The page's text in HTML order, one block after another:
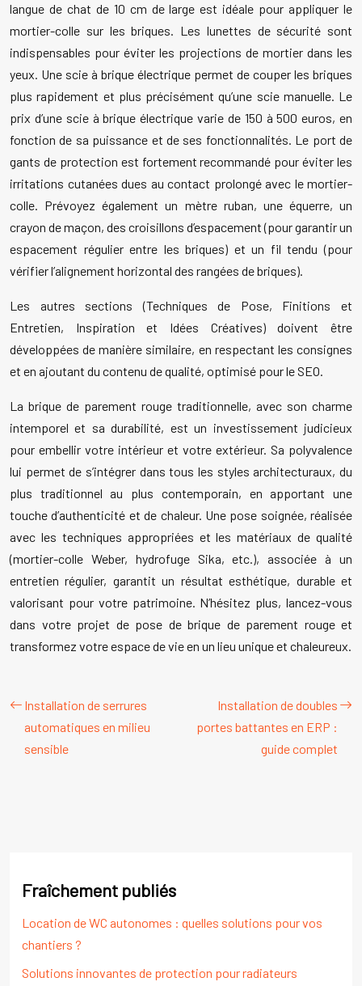
langue de chat de 10 cm de large est idéale pour appliquer le
mortier-colle sur les briques. Les lunettes de sécurité sont
indispensables pour éviter les projections de mortier dans les
yeux. Une scie à brique électrique permet de couper les briques
plus rapidement et plus précisément qu’une scie manuelle. Le
prix d’une scie à brique électrique varie de 150 à 500 euros, en
fonction de sa puissance et de ses fonctionnalités. Le port de
gants de protection est fortement recommandé pour éviter les
irritations cutanées dues au contact prolongé avec le mortier-
colle. Prévoyez également un mètre ruban, une équerre, un
crayon de maçon, des croisillons d’espacement (pour garantir un
espacement régulier entre les briques) et un fil tendu (pour
vérifier l’alignement horizontal des rangées de briques).
Les autres sections (Techniques de Pose, Finitions et
Entretien, Inspiration et Idées Créatives) doivent être
développées de manière similaire, en respectant les consignes
et en ajoutant du contenu de qualité, optimisé pour le SEO.
La brique de parement rouge traditionnelle, avec son charme
intemporel et sa durabilité, est un investissement judicieux
pour embellir votre intérieur et votre extérieur. Sa polyvalence
lui permet de s’intégrer dans tous les styles architecturaux, du
plus traditionnel au plus contemporain, en apportant une
touche d’authenticité et de chaleur. Une pose soignée, réalisée
avec les techniques appropriées et les matériaux de qualité
(mortier-colle Weber, hydrofuge Sika, etc.), associée à un
entretien régulier, garantit un résultat esthétique, durable et
valorisant pour votre patrimoine. N’hésitez plus, lancez-vous
dans votre projet de pose de brique de parement rouge et
transformez votre espace de vie en un lieu unique et chaleureux.
Installation de serrures
automatiques en milieu
sensible
Installation de doubles
portes battantes en ERP :
guide complet
Fraîchement publiés
Location de WC autonomes : quelles solutions pour vos
chantiers ?
Solutions innovantes de protection pour radiateurs